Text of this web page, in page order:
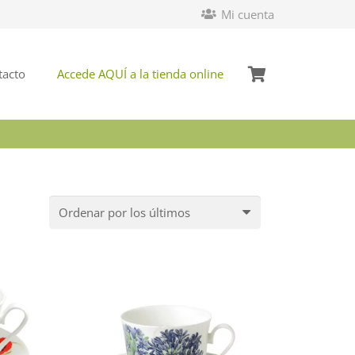
Mi cuenta
Accede AQUÍ a la tienda online